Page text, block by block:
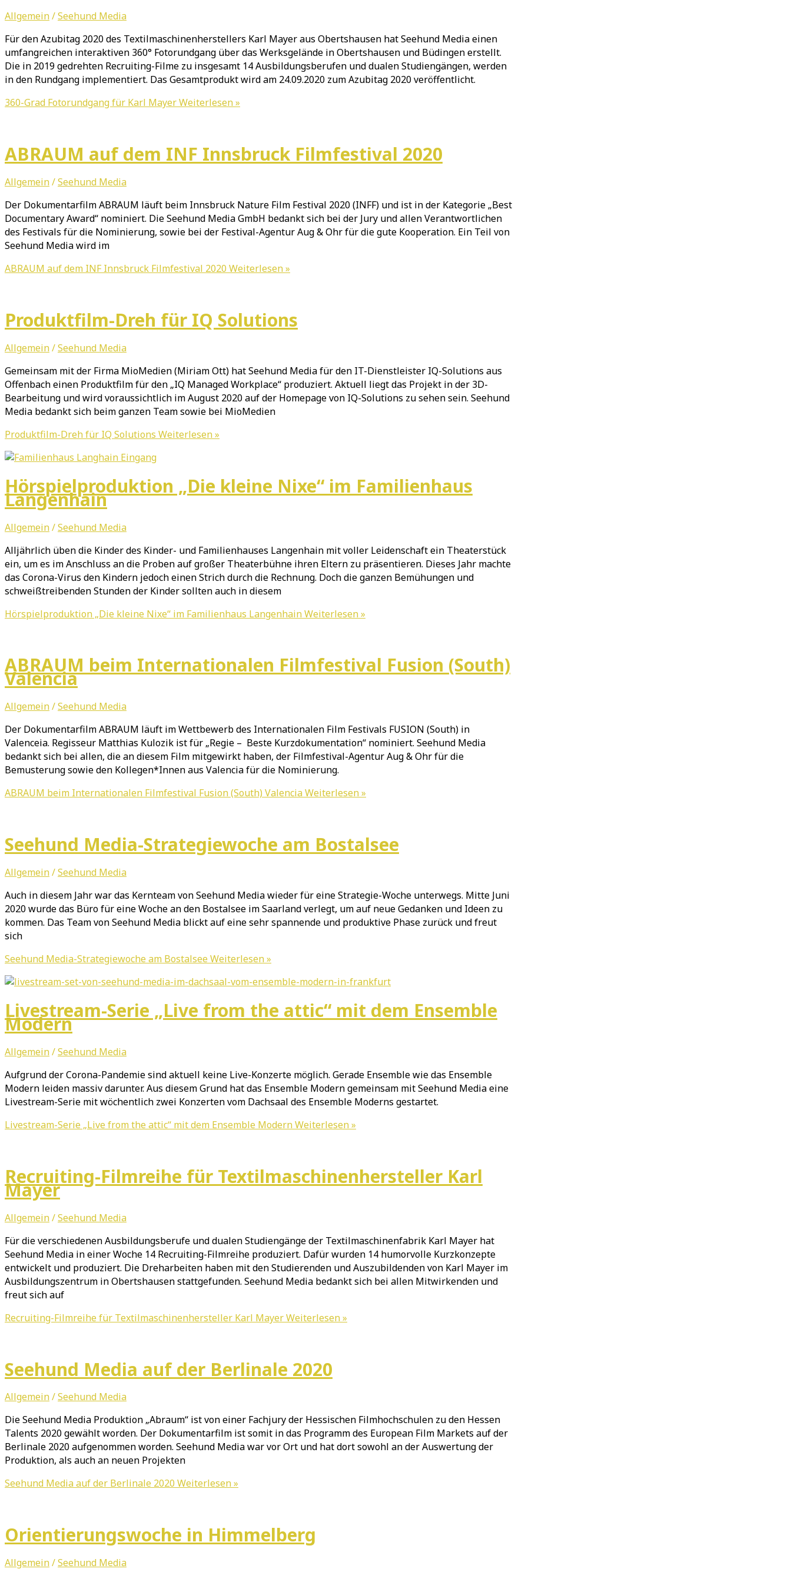
Allgemein/Seehund Media
Für den Azubitag 2020 des Textilmaschinenherstellers Karl Mayer aus Obertshausen hat Seehund Media einen
umfangreichen interaktiven 360° Fotorundgang über das Werksgelände in Obertshausen und Büdingen erstellt.
Die in 2019 gedrehten Recruiting-Filme zu insgesamt 14 Ausbildungsberufen und dualen Studiengängen, werden
in den Rundgang implementiert. Das Gesamtprodukt wird am 24.09.2020 zum Azubitag 2020 veröffentlicht.
360-Grad Fotorundgang für Karl MayerWeiterlesen »
ABRAUM auf dem INF Innsbruck Filmfestival 2020
Allgemein/Seehund Media
Der Dokumentarfilm ABRAUM läuft beim Innsbruck Nature Film Festival 2020 (INFF) und ist in der Kategorie „Best
Documentary Award“ nominiert. Die Seehund Media GmbH bedankt sich bei der Jury und allen Verantwortlichen
des Festivals für die Nominierung, sowie bei der Festival-Agentur Aug & Ohr für die gute Kooperation. Ein Teil von
Seehund Media wird im
ABRAUM auf dem INF Innsbruck Filmfestival 2020 Weiterlesen »
Produktfilm-Dreh für IQ Solutions
Allgemein/Seehund Media
Gemeinsam mit der Firma MioMedien (Miriam Ott) hat Seehund Media für den IT-Dienstleister IQ-Solutions aus
Offenbach einen Produktfilm für den „IQ Managed Workplace“ produziert. Aktuell liegt das Projekt in der 3D-
Bearbeitung und wird voraussichtlich im August 2020 auf der Homepage von IQ-Solutions zu sehen sein. Seehund
Media bedankt sich beim ganzen Team sowie bei MioMedien
Produktfilm-Dreh für IQ Solutions Weiterlesen »
Hörspielproduktion „Die kleine Nixe“ im Familienhaus
Langenhain
Allgemein/Seehund Media
Alljährlich üben die Kinder des Kinder- und Familienhauses Langenhain mit voller Leidenschaft ein Theaterstück
ein, um es im Anschluss an die Proben auf großer Theaterbühne ihren Eltern zu präsentieren. Dieses Jahr machte
das Corona-Virus den Kindern jedoch einen Strich durch die Rechnung. Doch die ganzen Bemühungen und
schweißtreibenden Stunden der Kinder sollten auch in diesem
Hörspielproduktion „Die kleine Nixe“ im Familienhaus LangenhainWeiterlesen »
ABRAUM beim Internationalen Filmfestival Fusion (South)
Valencia
Allgemein/Seehund Media
Der Dokumentarfilm ABRAUM läuft im Wettbewerb des Internationalen Film Festivals FUSION (South) in
Valenceia. Regisseur Matthias Kulozik ist für „Regie – Beste Kurzdokumentation“ nominiert. Seehund Media
bedankt sich bei allen, die an diesem Film mitgewirkt haben, der Filmfestival-Agentur Aug & Ohr für die
Bemusterung sowie den Kollegen*Innen aus Valencia für die Nominierung.
ABRAUM beim Internationalen Filmfestival Fusion (South) ValenciaWeiterlesen »
Seehund Media-Strategiewoche am Bostalsee
Allgemein/Seehund Media
Auch in diesem Jahr war das Kernteam von Seehund Media wieder für eine Strategie-Woche unterwegs. Mitte Juni
2020 wurde das Büro für eine Woche an den Bostalsee im Saarland verlegt, um auf neue Gedanken und Ideen zu
kommen. Das Team von Seehund Media blickt auf eine sehr spannende und produktive Phase zurück und freut
sich
Seehund Media-Strategiewoche am BostalseeWeiterlesen »
Livestream-Serie „Live from the attic“ mit dem Ensemble
Modern
Allgemein/Seehund Media
Aufgrund der Corona-Pandemie sind aktuell keine Live-Konzerte möglich. Gerade Ensemble wie das Ensemble
Modern leiden massiv darunter. Aus diesem Grund hat das Ensemble Modern gemeinsam mit Seehund Media eine
Livestream-Serie mit wöchentlich zwei Konzerten vom Dachsaal des Ensemble Moderns gestartet.
Livestream-Serie „Live from the attic“ mit dem Ensemble ModernWeiterlesen »
Recruiting-Filmreihe für Textilmaschinenhersteller Karl
Mayer
Allgemein/Seehund Media
Für die verschiedenen Ausbildungsberufe und dualen Studiengänge der Textilmaschinenfabrik Karl Mayer hat
Seehund Media in einer Woche 14 Recruiting-Filmreihe produziert. Dafür wurden 14 humorvolle Kurzkonzepte
entwickelt und produziert. Die Dreharbeiten haben mit den Studierenden und Auszubildenden von Karl Mayer im
Ausbildungszentrum in Obertshausen stattgefunden. Seehund Media bedankt sich bei allen Mitwirkenden und
freut sich auf
Recruiting-Filmreihe für Textilmaschinenhersteller Karl MayerWeiterlesen »
Seehund Media auf der Berlinale 2020
Allgemein/Seehund Media
Die Seehund Media Produktion „Abraum“ ist von einer Fachjury der Hessischen Filmhochschulen zu den Hessen
Talents 2020 gewählt worden. Der Dokumentarfilm ist somit in das Programm des European Film Markets auf der
Berlinale 2020 aufgenommen worden. Seehund Media war vor Ort und hat dort sowohl an der Auswertung der
Produktion, als auch an neuen Projekten
Seehund Media auf der Berlinale 2020 Weiterlesen »
Orientierungswoche in Himmelberg
Allgemein/Seehund Media